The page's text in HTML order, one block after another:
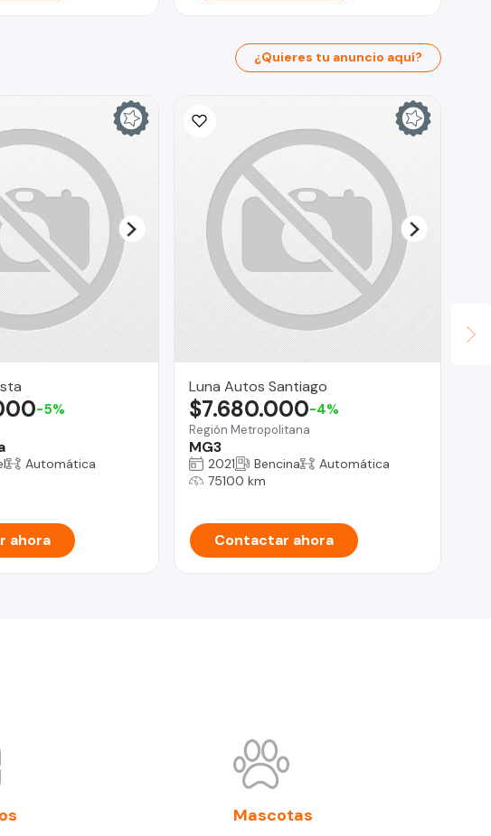
¿Quieres tu anuncio aquí?
-5%
Automática
ahora
Luna Autos Santiago
Región Metropolitana
MG3
$7.680.000-4%
2021 Bencina
Automática
75100 km
Contactar ahora
Mascotas